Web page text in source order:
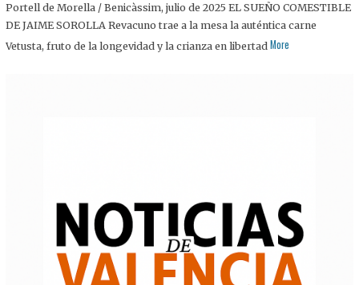
J
U
I
Portell de Morella / Benicàssim, julio de 2025 EL SUEÑO COMESTIBLE
DE JAIME SOROLLA Revacuno trae a la mesa la auténtica carne
Vetusta, fruto de la longevidad y la crianza en libertad More